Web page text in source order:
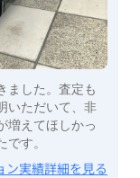
ました。査定も
いただいて、非
増えてほしかっ
す。
ン実績詳細を見る